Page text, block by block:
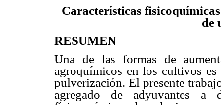
Características
de
RESUMEN
Una de las formas de
agroquímicos en los cultivos
pulverización. El presente
agregado de adyuvantes a